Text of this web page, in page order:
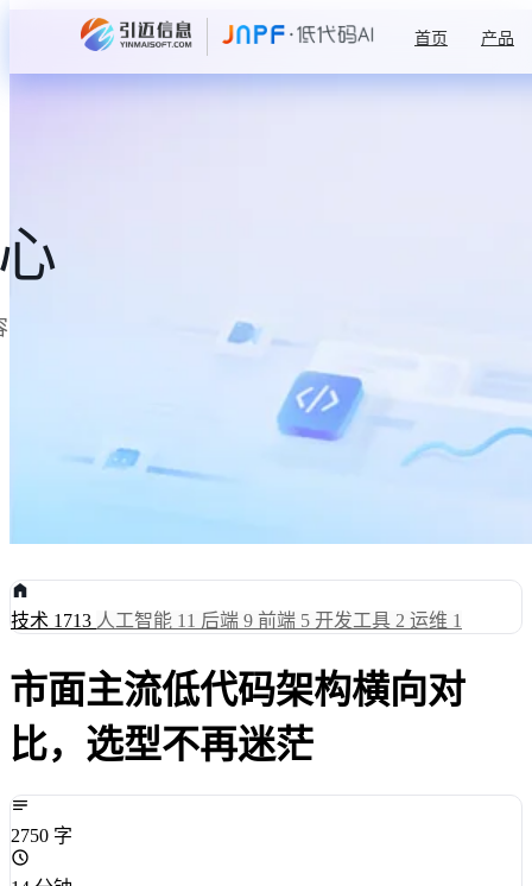
首页 产品
技术 1713 人工智能 11 后端 9 前端 5 开发工具 2 运维 1
市面主流低代码架构横向对
比，选型不再迷茫
2750 字